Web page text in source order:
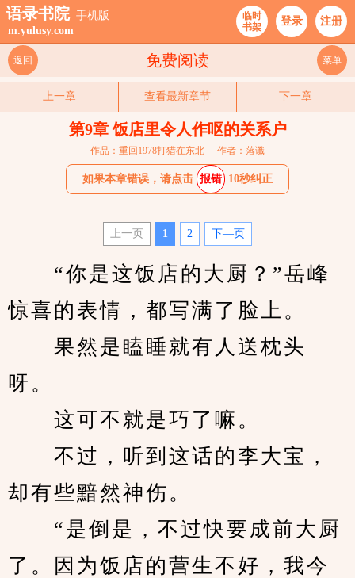
语录书院 手机版
m.yulusy.com
临时
书架
登录 注册
免费阅读
返回 菜单
上一章 查看最新章节 下一章
第9章 饭店里令人作呕的关系户
作品：重回1978打猎在东北 作者：落谶
如果本章错误，请点击 报错 10秒纠正
上一页 1 2 下—页
“你是这饭店的大厨？”岳峰
惊喜的表情，都写满了脸上。
果然是瞌睡就有人送枕头
呀。
这可不就是巧了嘛。
不过，听到这话的李大宝，
却有些黯然神伤。
“是倒是，不过快要成前大厨
了。因为饭店的营生不好，我今